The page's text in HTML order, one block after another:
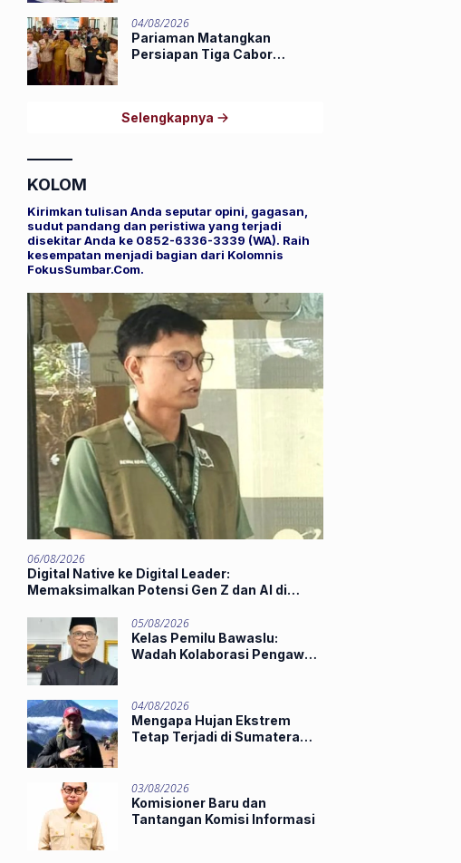
04/08/2026
Pariaman Matangkan
Persiapan Tiga Cabor
Selengkapnya
KOLOM
Kirimkan tulisan Anda seputar opini, gagasan,
sudut pandang dan peristiwa yang terjadi
disekitar Anda ke 0852-6336-3339 (WA). Raih
kesempatan menjadi bagian dari Kolomnis
FokusSumbar.Com.
06/08/2026
Digital Native ke Digital Leader:
Memaksimalkan Potensi Gen Z dan AI di
05/08/2026
Kelas Pemilu Bawaslu:
Wadah Kolaborasi Pengawas
04/08/2026
Mengapa Hujan Ekstrem
Tetap Terjadi di Sumatera
03/08/2026
Komisioner Baru dan
Tantangan Komisi Informasi